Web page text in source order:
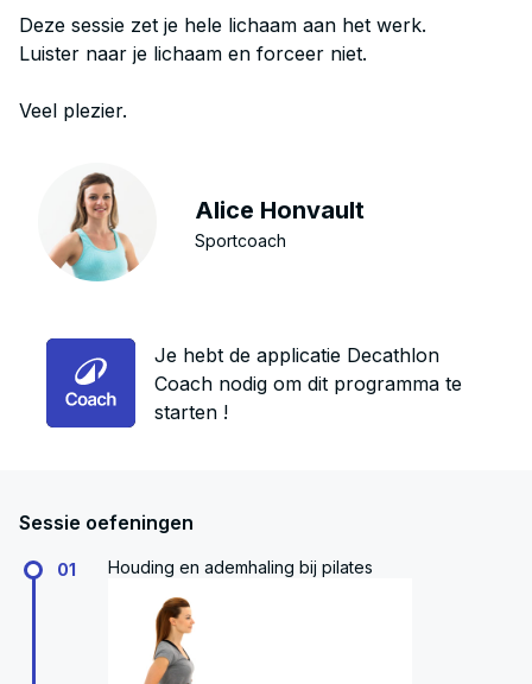
Deze sessie zet je hele lichaam aan het werk.
Luister naar je lichaam en forceer niet.
Veel plezier.
Alice Honvault
Sportcoach
Je hebt de applicatie Decathlon
Coach nodig om dit programma te
starten !
Sessie oefeningen
01 Houding en ademhaling bij pilates